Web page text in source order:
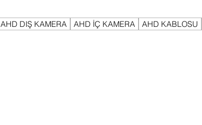
AHD DIŞ KAMERA AHD İÇ KAMERA AHD KABLOSU